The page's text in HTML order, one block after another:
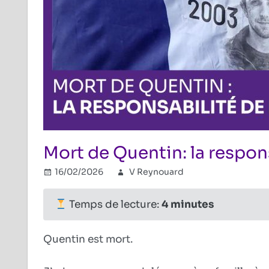
Mort de Quentin: la
16/02/2026 V Reynouard
Temps de lecture:4 minutes
Quentin est mort.